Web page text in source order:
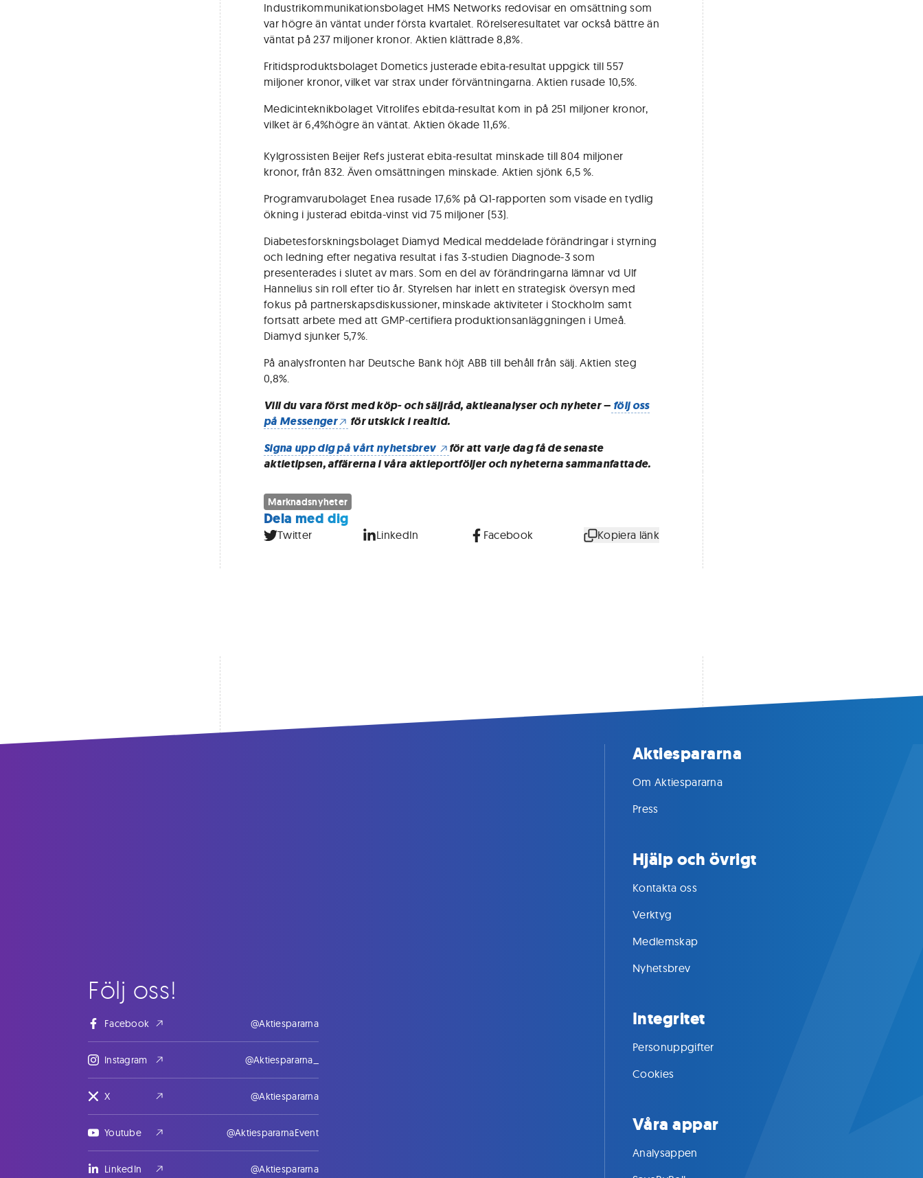
Industrikommunikationsbolaget HMS Networks redovisar en omsättning som
var högre än väntat under första kvartalet. Rörelseresultatet var också bättre än
väntat på 237 miljoner kronor. Aktien klättrade 8,8%.
Fritidsproduktsbolaget Dometics justerade ebita-resultat uppgick till 557
miljoner kronor, vilket var strax under förväntningarna. Aktien rusade 10,5%.
Medicinteknikbolaget Vitrolifes ebitda-resultat kom in på 251 miljoner kronor,
vilket är 6,4%högre än väntat. Aktien ökade 11,6%.
Kylgrossisten Beijer Refs justerat ebita-resultat minskade till 804 miljoner
kronor, från 832. Även omsättningen minskade. Aktien sjönk 6,5 %.
Programvarubolaget Enea rusade 17,6% på Q1-rapporten som visade en tydlig
ökning i justerad ebitda-vinst vid 75 miljoner (53).
Diabetesforskningsbolaget Diamyd Medical meddelade förändringar i styrning
och ledning efter negativa resultat i fas 3-studien Diagnode-3 som
presenterades i slutet av mars. Som en del av förändringarna lämnar vd Ulf
Hannelius sin roll efter tio år. Styrelsen har inlett en strategisk översyn med
fokus på partnerskapsdiskussioner, minskade aktiviteter i Stockholm samt
fortsatt arbete med att GMP-certifiera produktionsanläggningen i Umeå.
Diamyd sjunker 5,7%.
På analysfronten har Deutsche Bank höjt ABB till behåll från sälj. Aktien steg
0,8%.
Vill du vara först med köp- och säljråd, aktieanalyser och nyheter – följ oss
på Messenger
för utskick i realtid.
Signa upp dig på vårt nyhetsbrev
för att varje dag få de senaste
aktietipsen, affärerna i våra aktieportföljer och nyheterna sammanfattade.
Marknadsnyheter
Dela med dig
Twitter LinkedIn Facebook Kopiera länk
Följ oss!
Facebook @Aktiespararna
Instagram @Aktiespararna_
X @Aktiespararna
Youtube @AktiespararnaEvent
LinkedIn @Aktiespararna
Aktiespararna
Om Aktiespararna
Press
Hjälp och övrigt
Kontakta oss
Verktyg
Medlemskap
Nyhetsbrev
Integritet
Personuppgifter
Cookies
Våra appar
Analysappen